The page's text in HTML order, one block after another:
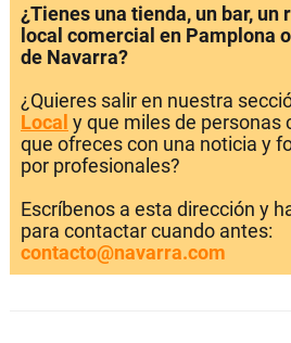
¿Tienes una tienda, un bar, un
local comercial en Pamplona
de Navarra?
¿Quieres salir en nuestra
Local y que miles de personas
que ofreces con una noticia y
por profesionales?
Escríbenos a esta dirección y
para contactar cuando antes:
contacto@navarra.com